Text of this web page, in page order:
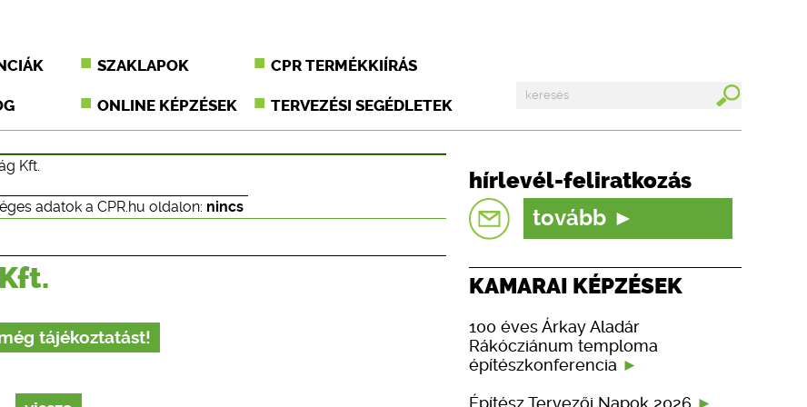
SZAKLAPOK CPR TERMÉKKIÍRÁS
ONLINE KÉPZÉSEK TERVEZÉSI SEGÉDLETEK
Kft.
adatok a CPR.hu oldalon: nincs
tájékoztatást!
hírlevél-feliratkozás
tovább
KAMARAI KÉPZÉSEK
100 éves Árkay Aladár
Rákócziánum temploma
építészkonferencia
Építész Tervezői Napok 2026